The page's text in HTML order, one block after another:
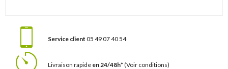
Service client 05 49 07 40 54
Livraison rapide en 24/48h*(Voir conditions)